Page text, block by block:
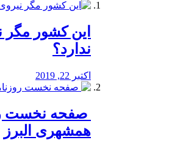
این کشور مگر
ندارد؟
اکتبر 22, 2019
صفحه نخست
همشهری البرز